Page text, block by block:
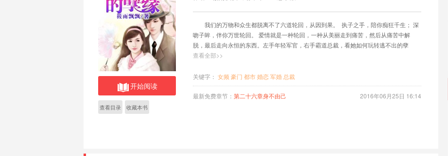
开始阅读
查看目录 收藏本书
我们的万物和众生都脱离不了六道轮回，从因到果。 执子之手，陪你痴狂千生； 深
吻子眸，伴你万世轮回。 爱情就是一种轮回，一种从美丽走到痛苦，然后从痛苦中解
脱，最后走向永恒的东西。左手年轻军官，右手霸道总裁，看她如何玩转逃不出的孽
缘。
查看全部>>
关键字： 女频豪门 都市婚恋军婚 总裁
最新免费章节： 第二十六章身不由己 2016年06月25日 16:14